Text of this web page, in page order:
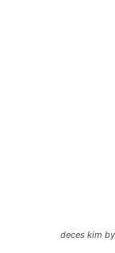
deces kim